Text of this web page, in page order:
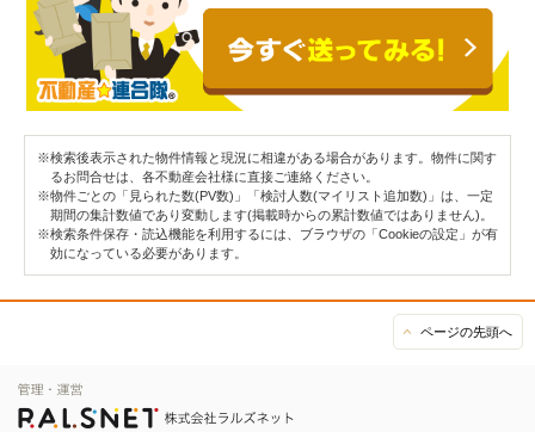
※検索後表示された物件情報と現況に相違がある場合があります。物件に関す
るお問合せは、各不動産会社様に直接ご連絡ください。
※物件ごとの「見られた数(PV数)」「検討人数(マイリスト追加数)」は、一定
期間の集計数値であり変動します(掲載時からの累計数値ではありません)。
※検索条件保存・読込機能を利用するには、ブラウザの「Cookieの設定」が有
効になっている必要があります。
ページの先頭へ